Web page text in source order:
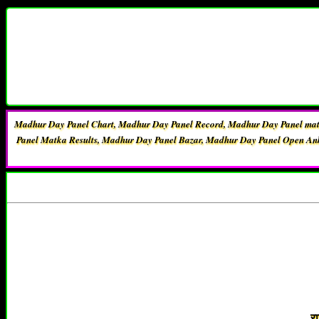
Madhur Day Panel Chart, Madhur Day Panel Record, Madhur Day Panel
Panel Matka Results, Madhur Day Panel Bazar, Madhur Day Panel Open